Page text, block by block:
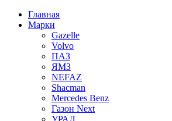
Главная
Марки
Gazelle
Volvo
ПАЗ
ЯМЗ
NEFAZ
Shacman
Mercedes Benz
Газон Next
УРАЛ